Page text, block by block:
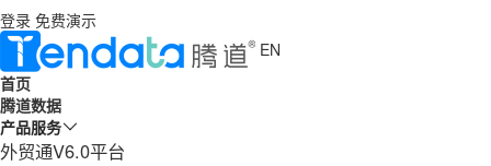
登录 免费演示
EN
首页
腾道数据
产品服务
外贸通V6.0平台